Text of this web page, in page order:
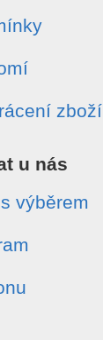
zboží
u nás
výběrem